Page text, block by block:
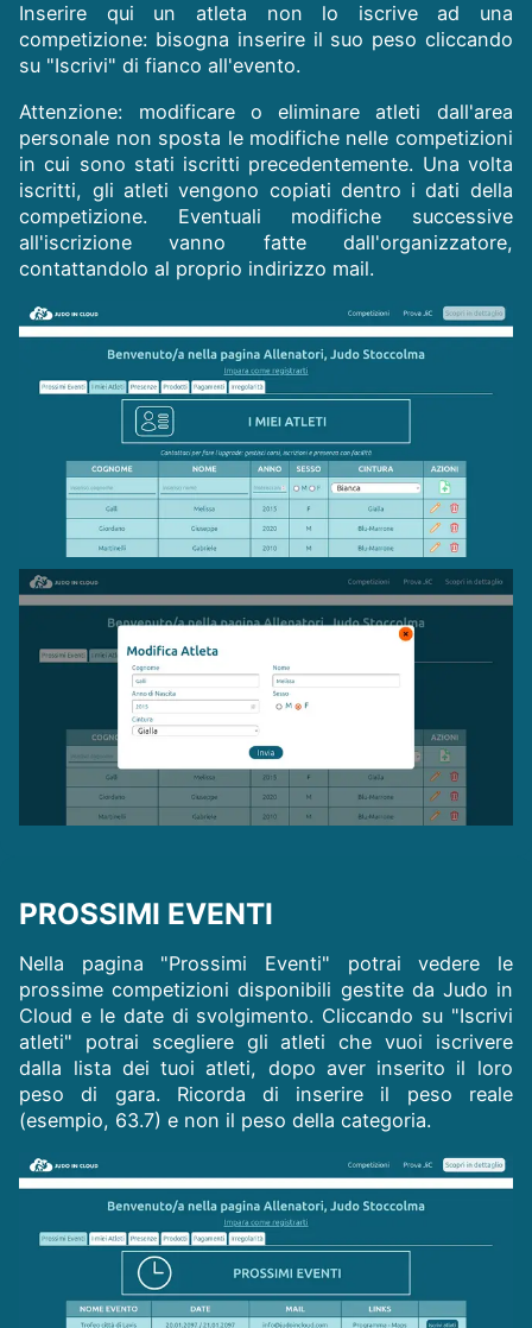
Inserire qui un atleta non lo iscrive ad una
competizione: bisogna inserire il suo peso cliccando
su "Iscrivi" di fianco all'evento.
Attenzione: modificare o eliminare atleti dall'area
personale non sposta le modifiche nelle competizioni
in cui sono stati iscritti precedentemente. Una volta
iscritti, gli atleti vengono copiati dentro i dati della
competizione. Eventuali modifiche successive
all'iscrizione vanno fatte dall'organizzatore,
contattandolo al proprio indirizzo mail.
PROSSIMI EVENTI
Nella pagina "Prossimi Eventi" potrai vedere le
prossime competizioni disponibili gestite da Judo in
Cloud e le date di svolgimento. Cliccando su "Iscrivi
atleti" potrai scegliere gli atleti che vuoi iscrivere
dalla lista dei tuoi atleti, dopo aver inserito il loro
peso di gara. Ricorda di inserire il peso reale
(esempio, 63.7) e non il peso della categoria.